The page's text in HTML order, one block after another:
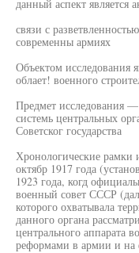
данный аспект является
связи с
современны армиях
Объектом исследования
облает! военного
Предмет исследования
системь центральных
Советског государства
Хронологические рамки
октябр 1917 года
1923 года, когд
военный совет СССР
которого охватывала
данного органа
центрального аппарата
реформами в армии и на